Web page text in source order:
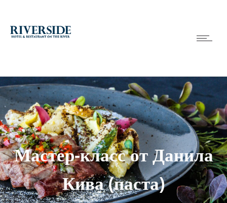
Мастер-класс от Данила
Кива (паста)